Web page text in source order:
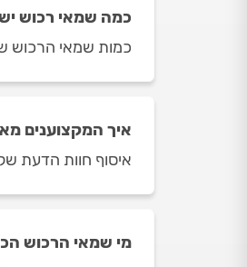
כמה שמאי רכוש
כמות שמאי הרכוש שיש
איך המקצוענים
איסוף חוות הדעת
מי שמאי הרכוש